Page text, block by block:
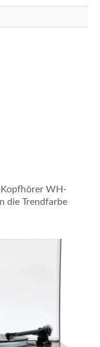
Kopfhörer WH-
die Trendfarbe